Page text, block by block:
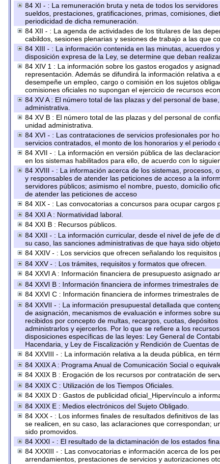
84 XI - : La remuneración bruta y neta de todos los
sueldos, prestaciones, gratificaciones, primas, comisiones,
periodicidad de dicha remuneración.
84 XII - : La agenda de actividades de los titulares de las
cabildos, sesiones plenarias y sesiones de trabajo a las que
84 XIII - : La información contenida en las minutas, acuerdos
disposición expresa de la Ley, se determine que deban
84 XIV 1 : La información sobre los gastos erogados y
representación. Además se difundirá la información relativa
desempeñe un empleo, cargo o comisión en los sujetos
comisiones oficiales no supongan el ejercicio de recursos
84 XV A : El número total de las plazas y del personal de
administrativa.
84 XV B : El número total de las plazas y del personal de
unidad administrativa.
84 XVI - : Las contrataciones de servicios profesionales por
servicios contratados, el monto de los honorarios y el periodo
84 XVII - : La información en versión pública de las
en los sistemas habilitados para ello, de acuerdo con lo
84 XVIII - : La información acerca de los sistemas, procesos,
y responsables de atender las peticiones de acceso a la
servidores públicos; asimismo el nombre, puesto, domicilio
de atender las peticiones de acceso
84 XIX - : Las convocatorias a concursos para ocupar cargos
84 XXI A : Normatividad laboral.
84 XXI B : Recursos públicos.
84 XXII - : La información curricular, desde el nivel de jefe
su caso, las sanciones administrativas de que haya sido
84 XXIV - : Los servicios que ofrecen señalando los
84 XXV - : Los trámites, requisitos y formatos que ofrecen.
84 XXVI A : Información financiera de presupuesto asignado
84 XXVI B : Información financiera de informes trimestrales
84 XXVI C : Información financiera de informes trimestrales
84 XXVII - : La información presupuestal detallada que
de asignación, mecanismos de evaluación e informes sobre
recibidos por concepto de multas, recargos, cuotas,
administrarlos y ejercerlos. Por lo que se refiere a los
disposiciones específicas de las leyes: Ley General de
Hacendaria, y Ley de Fiscalización y Rendición de Cuentas
84 XXVIII - : La información relativa a la deuda pública, en
84 XXIX A : Programa Anual de Comunicación Social o
84 XXIX B : Erogación de los recursos por contratación de
84 XXIX C : Utilización de los Tiempos Oficiales.
84 XXIX D : Gastos de publicidad oficial_Hipervínculo a
84 XXIX E : Medios electrónicos del Sujeto Obligado.
84 XXX - : Los informes finales de resultados definitivos de
se realicen, en su caso, las aclaraciones que correspondan;
sido promovidos.
84 XXXI - : El resultado de la dictaminación de los estados
84 XXXIII - : Las convocatorias e información acerca de los
arrendamientos, prestaciones de servicios y autorizaciones